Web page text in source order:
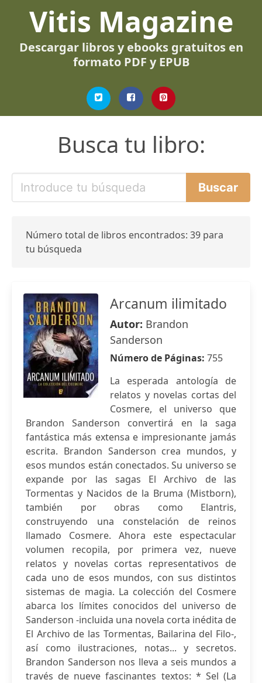
Vitis Magazine
Descargar libros y ebooks gratuitos en
formato PDF y EPUB
Busca tu libro:
Número total de libros encontrados: 39 para
tu búsqueda
Arcanum ilimitado
Autor: Brandon
Sanderson
Número de Páginas: 755
La esperada antología de
relatos y novelas cortas del
Cosmere, el universo que
Brandon Sanderson convertirá en la saga
fantástica más extensa e impresionante jamás
escrita. Brandon Sanderson crea mundos, y
esos mundos están conectados. Su universo se
expande por las sagas El Archivo de las
Tormentas y Nacidos de la Bruma (Mistborn),
también por obras como Elantris,
construyendo una constelación de reinos
llamado Cosmere. Ahora este espectacular
volumen recopila, por primera vez, nueve
relatos y novelas cortas representativos de
cada uno de esos mundos, con sus distintos
sistemas de magia. La colección del Cosmere
abarca los límites conocidos del universo de
Sanderson -incluida una novela corta inédita de
El Archivo de las Tormentas, Bailarina del Filo-,
así como ilustraciones, notas... y secretos.
Brandon Sanderson nos lleva a seis mundos a
través de nueve fascinantes textos: * Sel (La